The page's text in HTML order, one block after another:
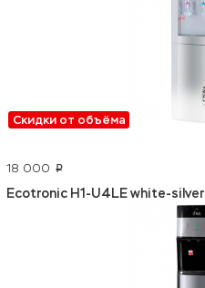
Скидки от объёма
18 000 p
Ecotronic H1-U4LE white-silver